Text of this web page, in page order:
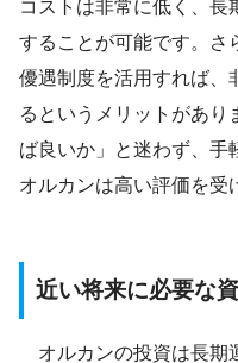
コストは非常に低く、長
することが可能です。さ
優遇制度を活用すれば、
るというメリットがあり
ば良いか」と迷わず、手
オルカンは高い評価を受
近い将来に必要な
オルカンの投資は長期